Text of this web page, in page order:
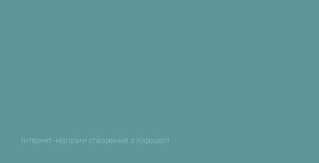
Інтернет-магазин створений з Хорошоп